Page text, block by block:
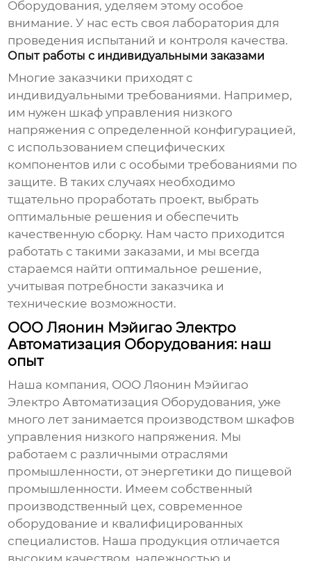
Оборудования, уделяем этому особое
внимание. У нас есть своя лаборатория для
проведения испытаний и контроля качества.
Опыт работы с индивидуальными заказами
Многие заказчики приходят с
индивидуальными требованиями. Например,
им нужен шкаф управления низкого
напряжения с определенной конфигурацией,
с использованием специфических
компонентов или с особыми требованиями по
защите. В таких случаях необходимо
тщательно проработать проект, выбрать
оптимальные решения и обеспечить
качественную сборку. Нам часто приходится
работать с такими заказами, и мы всегда
стараемся найти оптимальное решение,
учитывая потребности заказчика и
технические возможности.
ООО Ляонин Мэйигао Электро
Автоматизация Оборудования: наш
опыт
Наша компания, ООО Ляонин Мэйигао
Электро Автоматизация Оборудования, уже
много лет занимается производством шкафов
управления низкого напряжения. Мы
работаем с различными отраслями
промышленности, от энергетики до пищевой
промышленности. Имеем собственный
производственный цех, современное
оборудование и квалифицированных
специалистов. Наша продукция отличается